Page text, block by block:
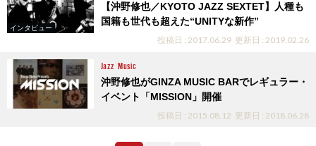
インタビュー
【沖野修也／KYOTO JAZZ SEXTET】人種も
国籍も世代も超えた“UNITYな新作”
投稿日 : 2017.06.29 更新日 : 2019.02.26
Jazz Music
沖野修也がGINZA MUSIC BARでレギュラー・
イベント「MISSION」開催
投稿日 : 2015.08.12 更新日 : 2018.06.28